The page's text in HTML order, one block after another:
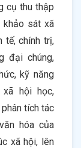
cụ thu thập
khảo sát xã
tế, chính trị,
đại chúng,
kỹ năng
hội học,
tích tác
hóa của
xã hội, lên